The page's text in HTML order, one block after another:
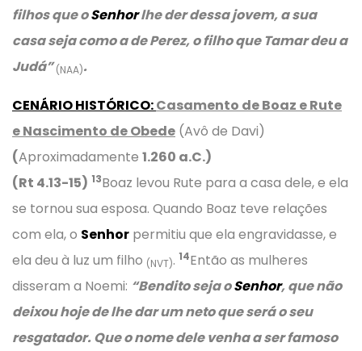
filhos que oSenhorlhe der dessa jovem, a sua
casa seja como a de Perez, o filho que Tamar deu a
Judá”(NAA).
CENÁRIO HISTÓRICO:Casamento de Boaz e Rute
e Nascimento de Obede (Avô de Davi)
(Aproximadamente 1.260 a.C.)
(Rt 4.13-15) 13Boaz levou Rute para a casa dele, e ela
se tornou sua esposa. Quando Boaz teve relações
com ela, o Senhor permitiu que ela engravidasse, e
ela deu à luz um filho (NVT). 14Então as mulheres
disseram a Noemi: “Bendito seja oSenhor, que não
deixou hoje de lhe dar um neto que será o seu
resgatador. Que o nome dele venha a ser famoso